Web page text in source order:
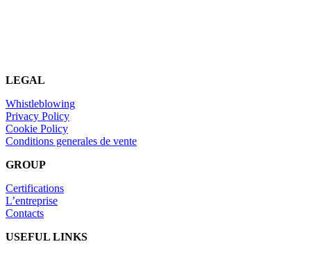
LEGAL
Whistleblowing
Privacy Policy
Cookie Policy
Conditions generales de vente
GROUP
Certifications
L’entreprise
Contacts
USEFUL LINKS